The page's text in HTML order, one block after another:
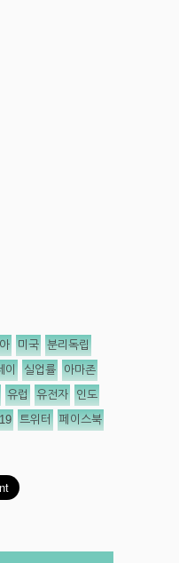
미국 분리독립
이 실업률 아마존
유럽 유전자 인도
트위터 페이스북